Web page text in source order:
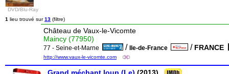
DVD/Blu-Ray
1 lieu trouvé sur13 (filtre)
Château de Vaux-le-Vicomte
Maincy (77950)
77 - Seine-et-Marne / Ile-de-France / FRANCE
http://www.vaux-le-vicomte.com